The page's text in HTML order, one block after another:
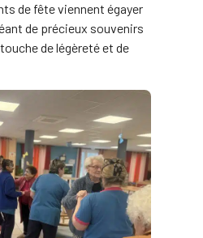
de fête viennent égayer
de précieux souvenirs
de légèreté et de